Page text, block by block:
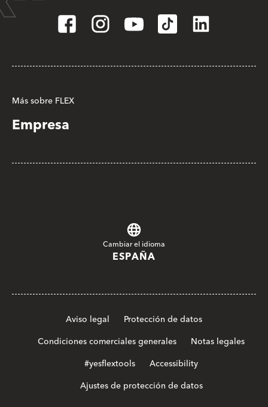
Más sobre FLEX
Empresa
Cambiar el idioma
ESPAÑA
Aviso legal
Protección de datos
Condiciones comerciales generales
Notas legales
#yesflextools
Accessibility
Ajustes de protección de datos